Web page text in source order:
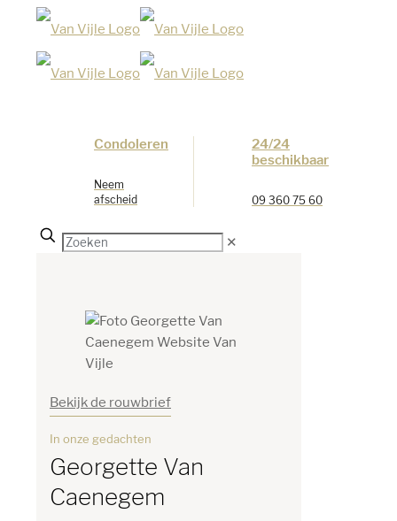
Condoleren
Neem
afscheid
24/24
beschikbaar
09 360 75 60
✕
Bekijk de rouwbrief
In onze gedachten
Georgette Van
Caenegem